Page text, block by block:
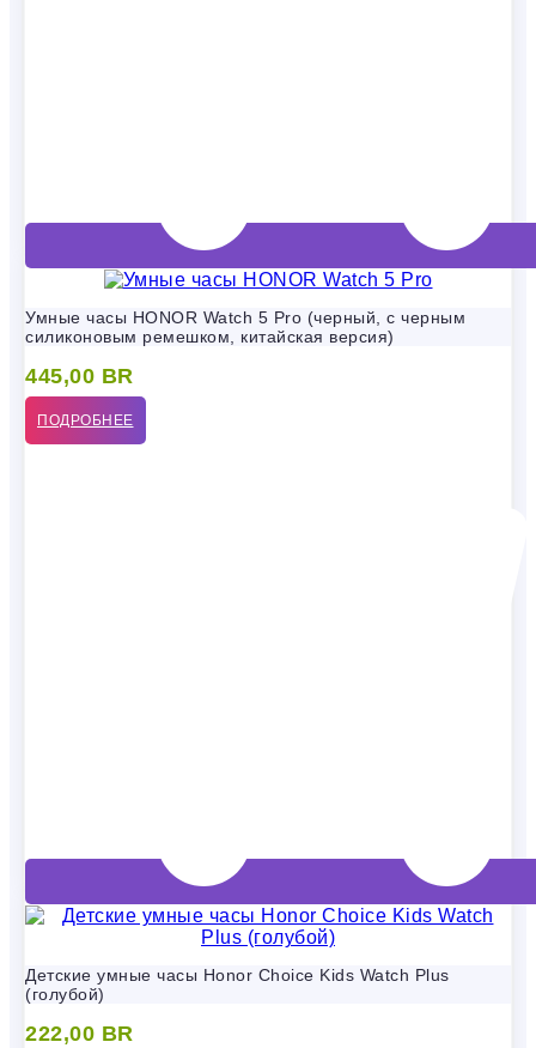
Умные часы HONOR Watch 5 Pro (черный, с черным
силиконовым ремешком, китайская версия)
445,00 BR
ПОДРОБНЕЕ
Детские умные часы Honor Choice Kids Watch Plus
(голубой)
222,00 BR